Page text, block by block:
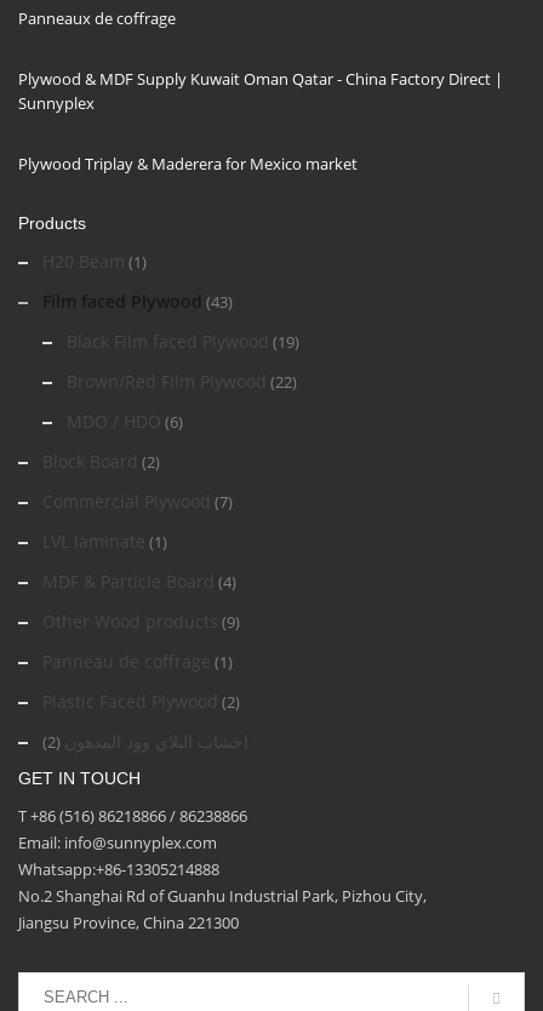
Panneaux de coffrage
Plywood & MDF Supply Kuwait Oman Qatar - China Factory Direct |
Sunnyplex
Plywood Triplay & Maderera for Mexico market
Products
H20 Beam (1)
Film faced Plywood (43)
Black Film faced Plywood (19)
Brown/Red Film Plywood (22)
MDO / HDO (6)
Block Board (2)
Commercial Plywood (7)
LVL laminate (1)
MDF & Particle Board (4)
Other Wood products (9)
Panneau de coffrage (1)
Plastic Faced Plywood (2)
اخشاب البلاي وود المدهون (2)
GET IN TOUCH
T +86 (516) 86218866 / 86238866
Email: info@sunnyplex.com
Whatsapp:+86-13305214888
No.2 Shanghai Rd of Guanhu Industrial Park, Pizhou City,
Jiangsu Province, China 221300